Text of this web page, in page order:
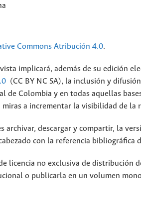
Commons Atribución 4.0.
implicará, además de su edición
(CC BY NC SA), la inclusión y
Colombia y en todas aquellas
a incrementar la visibilidad de la
archivar, descargar y compartir, la
con la referencia bibliográfica
licencia no exclusiva de distribución
o publicarla en un volumen